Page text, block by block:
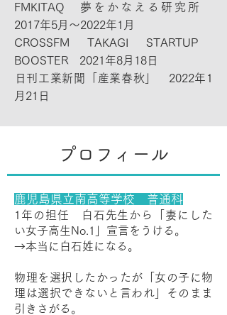
FMKITAQ 夢をかなえる研究所
2017年5月～2022年1月
CROSSFM TAKAGI STARTUP
BOOSTER 2021年8月18日
​日刊工業新聞「産業春秋」 2022年1
月21日
プロフィール
鹿児島県立南高等学校 普通科
1年の担任 白石先生から「妻にした
い女子高生No.1」宣言をうける。
→本当に白石姓になる。
物理を選択したかったが「女の子に物
理は選択できないと言われ」そのまま
引きさがる。